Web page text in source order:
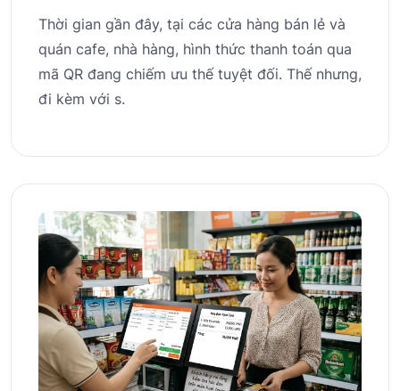
Thời gian gần đây, tại các cửa hàng bán lẻ và
quán cafe, nhà hàng, hình thức thanh toán qua
mã QR đang chiếm ưu thế tuyệt đối. Thế nhưng,
đi kèm với s.